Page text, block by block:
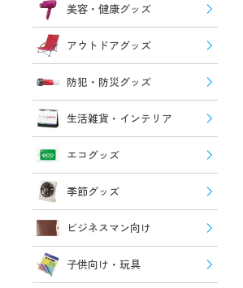
美容・健康グッズ
アウトドアグッズ
防犯・防災グッズ
生活雑貨・インテリア
エコグッズ
季節グッズ
ビジネスマン向け
子供向け・玩具